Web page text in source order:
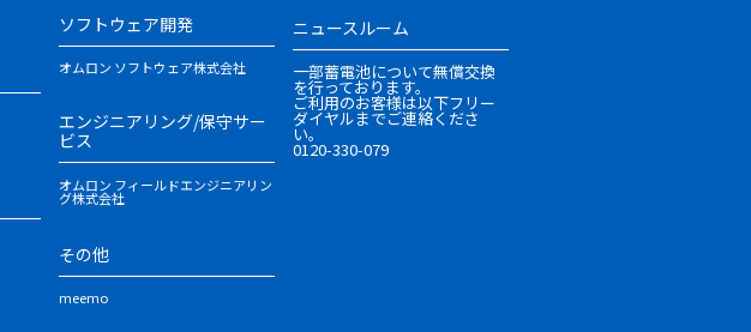
ソフトウェア開発
オムロン ソフトウェア株式会社
エンジニアリング/保守サー
ビス
オムロン フィールドエンジニアリン
グ株式会社
その他
meemo
ニュースルーム
一部蓄電池について無償交換
を行っております。
ご利用のお客様は以下フリー
ダイヤルまでご連絡くださ
い。
0120-330-079